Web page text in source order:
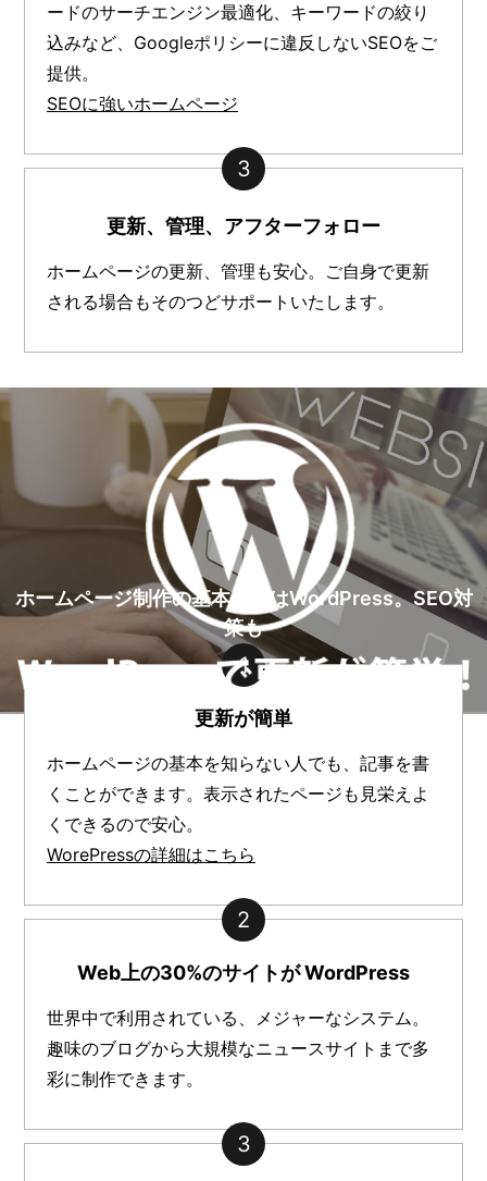
ードのサーチエンジン最適化、キーワードの絞り
込みなど、Googleポリシーに違反しないSEOをご
提供。
SEOに強いホームページ
3
更新、管理、アフターフォロー
ホームページの更新、管理も安心。ご自身で更新
される場合もそのつどサポートいたします。
ホームページ制作の基本仕様はWordPress。SEO対
策も
1
更新が簡単
ホームページの基本を知らない人でも、記事を書
くことができます。表示されたページも見栄えよ
くできるので安心。
WorePressの詳細はこちら
2
Web上の30%のサイトが WordPress
世界中で利用されている、メジャーなシステム。
趣味のブログから大規模なニュースサイトまで多
彩に制作できます。
3